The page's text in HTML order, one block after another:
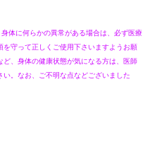
体に何らかの異常がある場合は、必ず医療
守って正しくご使用下さいますようお願
、身体の健康状態が気になる方は、医師
。なお、ご不明な点などございました